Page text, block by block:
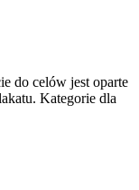
do celów jest oparte
Kategorie dla